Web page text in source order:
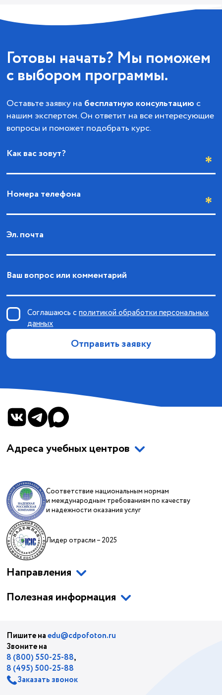
Готовы начать? Мы поможем
с выбором программы.
Оставьте заявку на бесплатную консультацию с
нашим экспертом. Он ответит на все интересующие
вопросы и поможет подобрать курс.
Как вас зовут?
Номера телефона
Эл. почта
Ваш вопрос или комментарий
Отправить заявку
Соглашаюсь сполитикой обработки персональных
данных
Адреса учебных центров
Соответствие национальным нормам
и международным требованиям по качеству
и надежности оказания услуг
Лидер отрасли – 2025
Направления
Полезная информация
Пишите наedu@cdpofoton.ru
Звоните на
8 (800) 550-25-88,
8 (495) 500-25-88
Заказать звонок